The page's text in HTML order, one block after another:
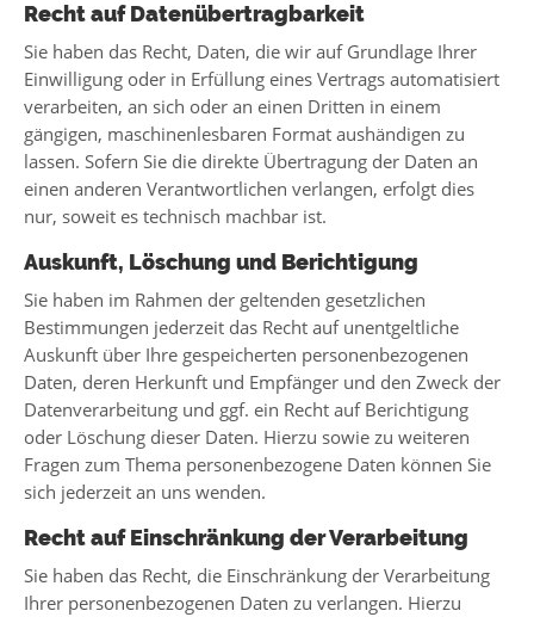
Recht auf Daten­übertrag­barkeit
Sie haben das Recht, Daten, die wir auf Grundlage Ihrer
Einwilligung oder in Erfüllung eines Vertrags automatisiert
verarbeiten, an sich oder an einen Dritten in einem
gängigen, maschinenlesbaren Format aushändigen zu
lassen. Sofern Sie die direkte Übertragung der Daten an
einen anderen Verantwortlichen verlangen, erfolgt dies
nur, soweit es technisch machbar ist.
Auskunft, Löschung und Berichtigung
Sie haben im Rahmen der geltenden gesetzlichen
Bestimmungen jederzeit das Recht auf unentgeltliche
Auskunft über Ihre gespeicherten personenbezogenen
Daten, deren Herkunft und Empfänger und den Zweck der
Datenverarbeitung und ggf. ein Recht auf Berichtigung
oder Löschung dieser Daten. Hierzu sowie zu weiteren
Fragen zum Thema personenbezogene Daten können Sie
sich jederzeit an uns wenden.
Recht auf Einschränkung der Verarbeitung
Sie haben das Recht, die Einschränkung der Verarbeitung
Ihrer personenbezogenen Daten zu verlangen. Hierzu